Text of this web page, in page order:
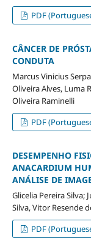
PDF
CÂNCER DE
CONDUTA
Marcus Vinicius
Oliveira Alves, Luma
Oliveira Raminelli
PDF
DESEMPENHO
ANACARDIUM
ANÁLISE DE
Glicelia Pereira Silva;
Silva, Vitor Resende
PDF